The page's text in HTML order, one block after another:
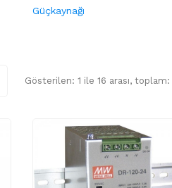
Güçkaynağı
Gösterilen: 1 ile 16 arası,